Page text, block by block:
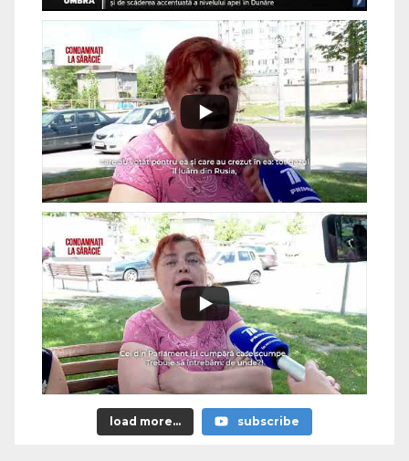
load more... subscribe